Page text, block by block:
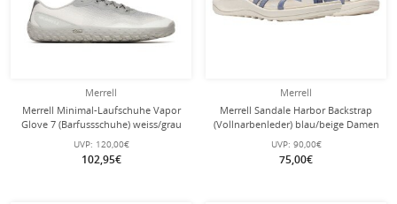
Merrell
Merrell Minimal-Laufschuhe Vapor
Glove 7 (Barfussschuhe) weiss/grau
Herren
UVP: 120,00€
102,95€
Merrell
Merrell Sandale Harbor Backstrap
(Vollnarbenleder) blau/beige Damen
UVP: 90,00€
75,00€